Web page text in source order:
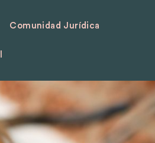
Comunidad Jurídica